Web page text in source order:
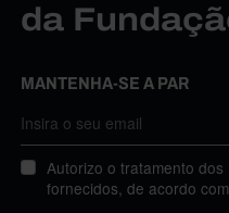
da
MANTENHA-SE A PAR
Autorizo o tratamento
fornecidos, de acordo